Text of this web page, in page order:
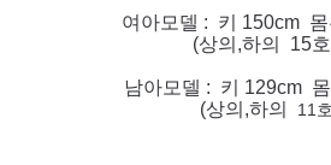
여아모델 : 키 150cm
(상의,하의 15호
남아모델 : 키 129cm
(상의,하의
11